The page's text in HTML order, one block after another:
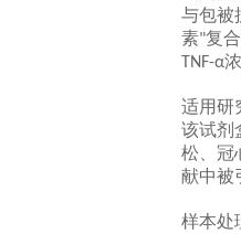
与包被
素"复
TNF-α
适用研
该试剂
松、冠
献中被
样本处